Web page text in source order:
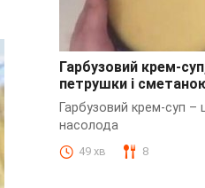
Гарбузовий
Гарбузовий крем-
петрушки і
Гарбузовий крем-суп –
насолода
49 хв 8